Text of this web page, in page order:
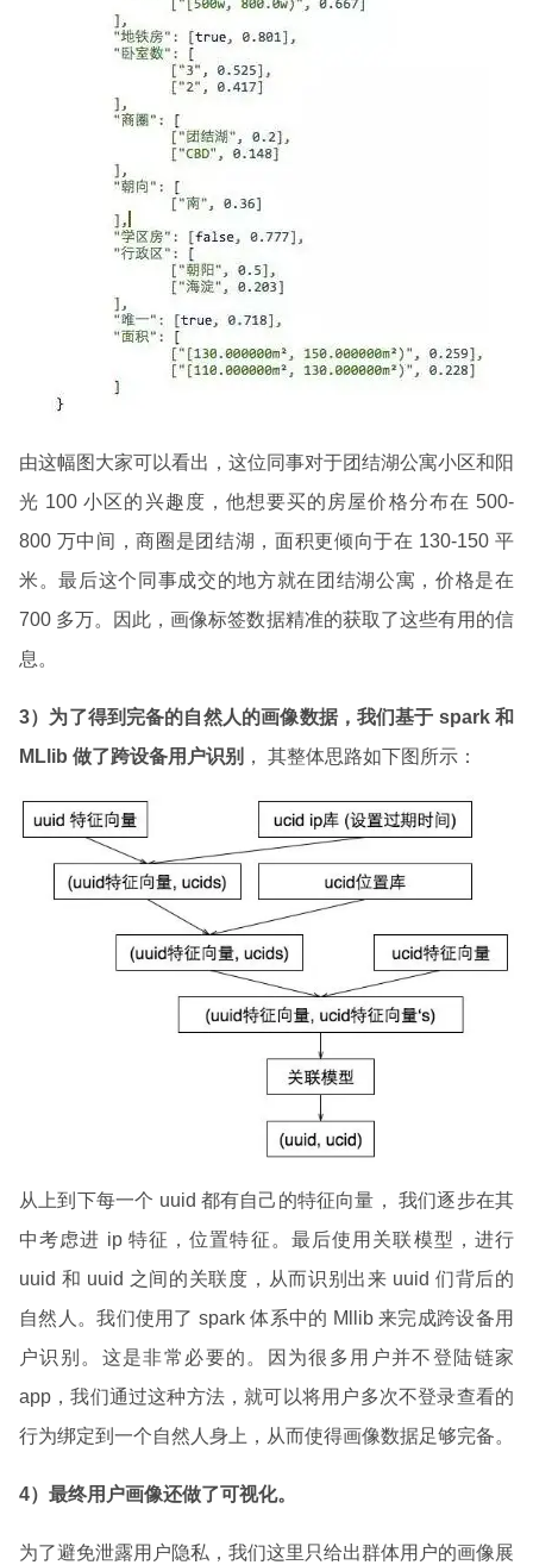
由这幅图大家可以看出，这位同事对于团结湖公寓小区和阳
光 100 小区的兴趣度，他想要买的房屋价格分布在 500-
800 万中间，商圈是团结湖，面积更倾向于在 130-150 平
米。最后这个同事成交的地方就在团结湖公寓，价格是在
700 多万。因此，画像标签数据精准的获取了这些有用的信
息。
3）为了得到完备的自然人的画像数据，我们基于 spark 和
MLlib 做了跨设备用户识别 ， 其整体思路如下图所示：
从上到下每一个 uuid 都有自己的特征向量， 我们逐步在其
中考虑进 ip 特征，位置特征。最后使用关联模型，进行
uuid 和 uuid 之间的关联度，从而识别出来 uuid 们背后的
自然人。我们使用了 spark 体系中的 Mllib 来完成跨设备用
户识别。这是非常必要的。因为很多用户并不登陆链家
app，我们通过这种方法，就可以将用户多次不登录查看的
行为绑定到一个自然人身上，从而使得画像数据足够完备。
4）最终用户画像还做了可视化。
为了避免泄露用户隐私，我们这里只给出群体用户的画像展